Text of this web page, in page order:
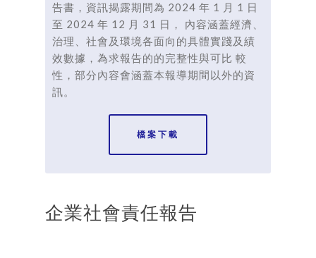
告書，資訊揭露期間為 2024 年 1 月 1 日
至 2024 年 12 月 31 日， 內容涵蓋經濟、
治理、社會及環境各面向的具體實踐及績
效數據，為求報告的的完整性與可比 較
性，部分內容會涵蓋本報導期間以外的資
訊。
檔案下載
企業社會責任報告